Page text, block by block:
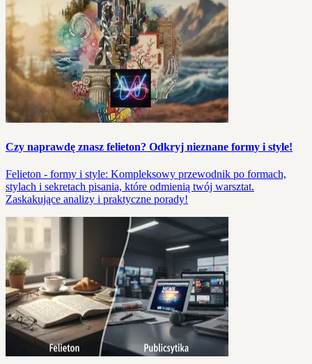
Czy naprawdę znasz felieton? Odkryj nieznane formy i style!
Felieton - formy i style: Kompleksowy przewodnik po formach,
stylach i sekretach pisania, które odmienią twój warsztat.
Zaskakujące analizy i praktyczne porady!